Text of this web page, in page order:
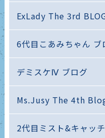
ExLady The 3rd
6代目こあみちゃん ブ
デミスケⅣ ブログ
Ms.Jusy The 4th
2代目ミスト&キャッ